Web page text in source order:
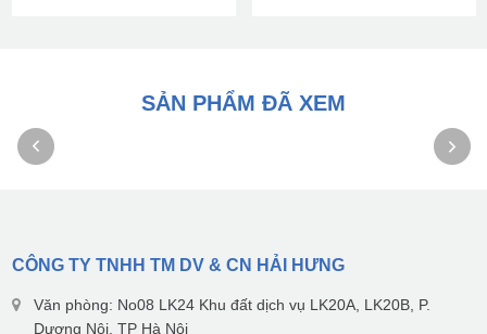
SẢN PHẨM ĐÃ XEM
CÔNG TY TNHH TM DV & CN HẢI HƯNG
Văn phòng: No08 LK24 Khu đất dịch vụ LK20A, LK20B, P.
Dương Nội, TP Hà Nội